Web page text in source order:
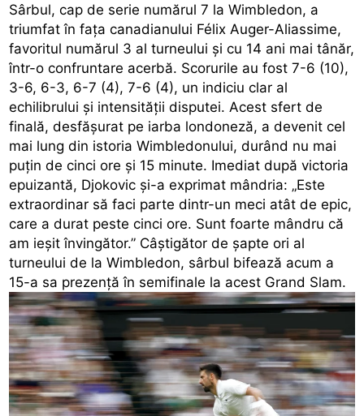
Sârbul, cap de serie numărul 7 la Wimbledon, a
triumfat în fața canadianului Félix Auger-Aliassime,
favoritul numărul 3 al turneului și cu 14 ani mai tânăr,
într-o confruntare acerbă. Scorurile au fost 7-6 (10),
3-6, 6-3, 6-7 (4), 7-6 (4), un indiciu clar al
echilibrului și intensității disputei. Acest sfert de
finală, desfășurat pe iarba londoneză, a devenit cel
mai lung din istoria Wimbledonului, durând nu mai
puțin de cinci ore și 15 minute. Imediat după victoria
epuizantă, Djokovic și-a exprimat mândria: „Este
extraordinar să faci parte dintr-un meci atât de epic,
care a durat peste cinci ore. Sunt foarte mândru că
am ieșit învingător.” Câștigător de șapte ori al
turneului de la Wimbledon, sârbul bifează acum a
15-a sa prezență în semifinale la acest Grand Slam.